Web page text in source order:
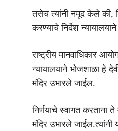
तसेच त्यांनी नमूद केले की,
करण्याचे निर्देश
राष्ट्रीय मानवाधिकार
न्यायालयाने भोजशाळा हे
मंदिर उभारले जाईल.
निर्णयाचे स्वागत
मंदिर उभारले जाईल.त्यांनी